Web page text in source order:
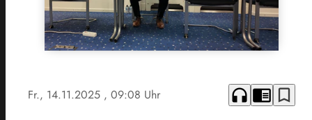
Fr., 14.11.2025 , 09:08 Uhr headphones chrome_reader_mode bookmark_border